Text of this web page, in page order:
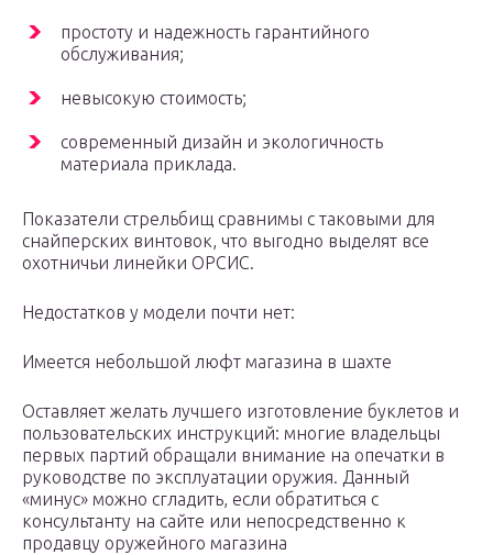
простоту и надежность гарантийного
обслуживания;
невысокую стоимость;
современный дизайн и экологичность
материала приклада.
Показатели стрельбищ сравнимы с таковыми для
снайперских винтовок, что выгодно выделят все
охотничьи линейки ОРСИС.
Недостатков у модели почти нет:
Имеется небольшой люфт магазина в шахте
Оставляет желать лучшего изготовление буклетов и
пользовательских инструкций: многие владельцы
первых партий обращали внимание на опечатки в
руководстве по эксплуатации оружия. Данный
«минус» можно сгладить, если обратиться с
консультанту на сайте или непосредственно к
продавцу оружейного магазина